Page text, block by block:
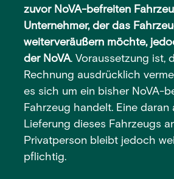
zuvor NoVA-befreiten
Unternehmer, der das
weiterveräußern möchte,
der NoVA. Voraussetzung ist,
Rechnung ausdrücklich
es sich um ein bisher NoVA-
Fahrzeug handelt. Eine
Lieferung dieses Fahrzeugs
Privatperson bleibt jedoch
pflichtig.